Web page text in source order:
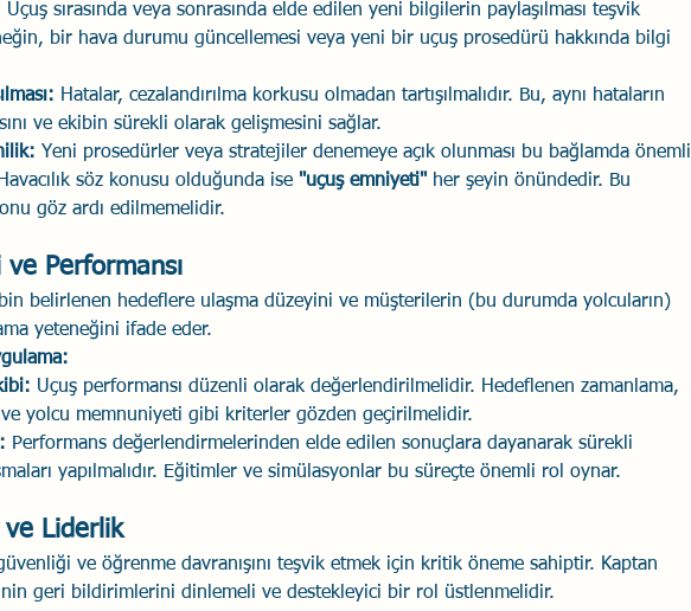
Uçuş sırasında veya sonrasında elde edilen yeni bilgilerin paylaşılması teşvik
bir hava durumu güncellemesi veya yeni bir uçuş prosedürü hakkında bilgi
Hatalar, cezalandırılma korkusu olmadan tartışılmalıdır. Bu, aynı hataların
ve ekibin sürekli olarak gelişmesini sağlar.
Yeni prosedürler veya stratejiler denemeye açık olunması bu bağlamda önemli
söz konusu olduğunda ise "uçuş emniyeti" her şeyin önündedir. Bu
göz ardı edilmemelidir.
ve Performansı
belirlenen hedeflere ulaşma düzeyini ve müşterilerin (bu durumda yolcuların)
yeteneğini ifade eder.
Uçuş performansı düzenli olarak değerlendirilmelidir. Hedeflenen zamanlama,
ve yolcu memnuniyeti gibi kriterler gözden geçirilmelidir.
Performans değerlendirmelerinden elde edilen sonuçlara dayanarak sürekli
yapılmalıdır. Eğitimler ve simülasyonlar bu süreçte önemli rol oynar.
ve Liderlik
ve öğrenme davranışını teşvik etmek için kritik öneme sahiptir. Kaptan
geri bildirimlerini dinlemeli ve destekleyici bir rol üstlenmelidir.